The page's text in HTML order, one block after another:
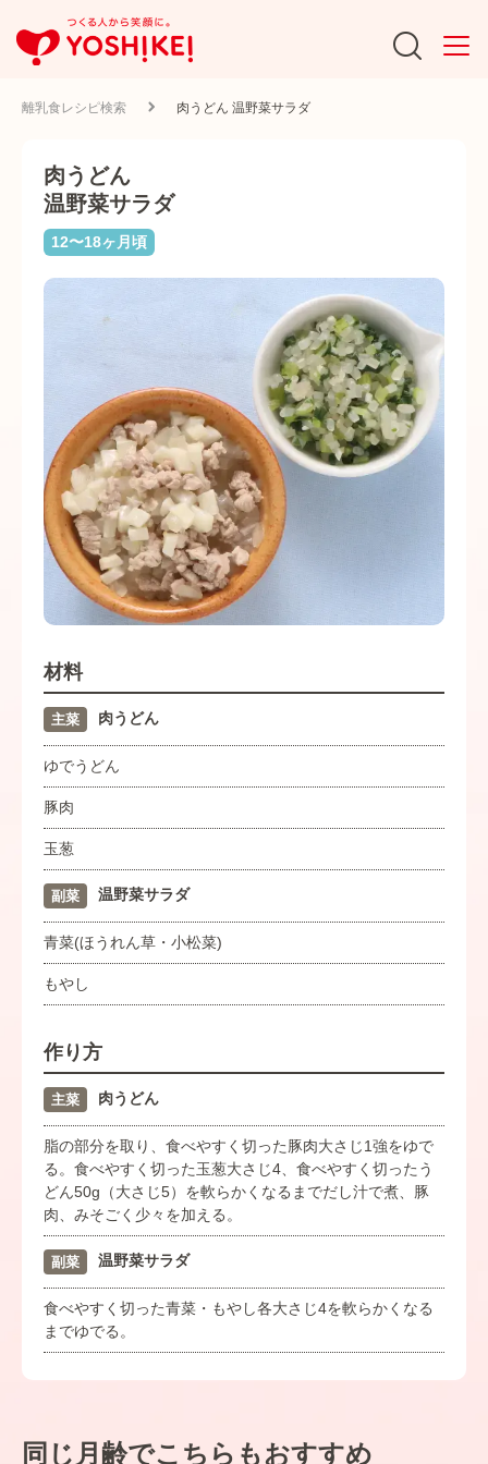
離乳食レシピ検索 肉うどん 温野菜サラダ
肉うどん
温野菜サラダ
12〜18ヶ月頃
材料
主菜 肉うどん
ゆでうどん
豚肉
玉葱
副菜 温野菜サラダ
青菜(ほうれん草・小松菜)
もやし
作り方
主菜 肉うどん
脂の部分を取り、食べやすく切った豚肉大さじ1強をゆで
る。食べやすく切った玉葱大さじ4、食べやすく切ったう
どん50g（大さじ5）を軟らかくなるまでだし汁で煮、豚
肉、みそごく少々を加える。
副菜 温野菜サラダ
食べやすく切った青菜・もやし各大さじ4を軟らかくなる
までゆでる。
同じ月齢でこちらもおすすめ